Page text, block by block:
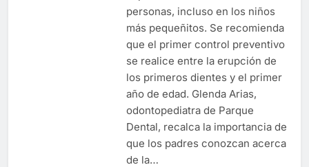
personas, incluso en los niños
más pequeñitos. Se recomienda
que el primer control preventivo
se realice entre la erupción de
los primeros dientes y el primer
año de edad. Glenda Arias,
odontopediatra de Parque
Dental, recalca la importancia de
que los padres conozcan acerca
de la…